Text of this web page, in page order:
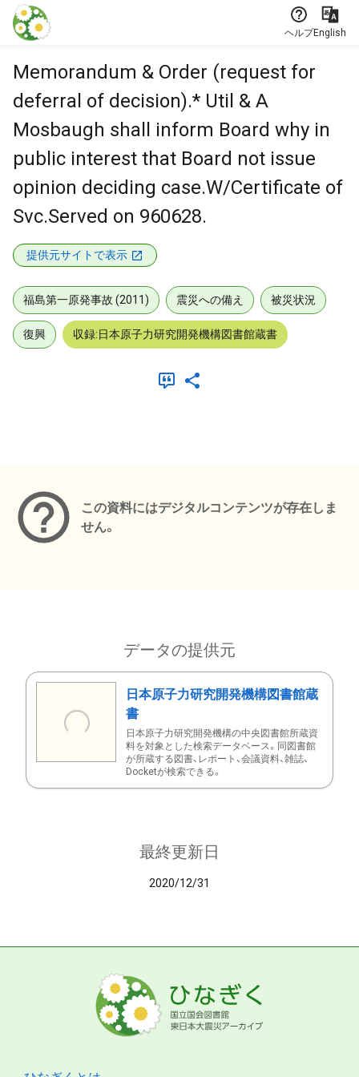
本文に飛ぶ
ヘルプEnglish
Memorandum & Order (request for
deferral of decision).* Util & A
Mosbaugh shall inform Board why in
public interest that Board not issue
opinion deciding case.W/Certificate of
Svc.Served on 960628.
提供元サイトで表示
福島第一原発事故 (2011) 震災への備え 被災状況
復興 収録:日本原子力研究開発機構図書館蔵書
この資料にはデジタルコンテンツが存在しま
せん。
データの提供元
日本原子力研究開発機構図書館蔵
書
日本原子力研究開発機構の中央図書館所蔵資
料を対象とした検索データベース。同図書館
が所蔵する図書、レポート、会議資料、雑誌、
Docketが検索できる。
最終更新日
2020/12/31